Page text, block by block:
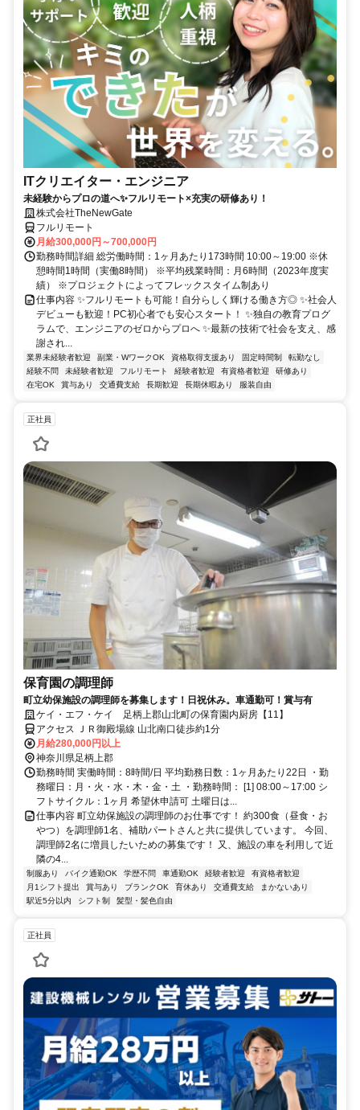
ITクリエイター・エンジニア
未経験からプロの道へ✨フルリモート×充実の研修あり！
株式会社TheNewGate
フルリモート
月給300,000円～700,000円
勤務時間詳細 総労働時間：1ヶ月あたり173時間 10:00～19:00 ※休
憩時間1時間（実働8時間） ※平均残業時間：月6時間（2023年度実
績） ※プロジェクトによってフレックスタイム制あり
仕事内容 ✨フルリモートも可能！自分らしく輝ける働き方◎ ✨社会人
デビューも歓迎！PC初心者でも安心スタート！ ✨独自の教育プログ
ラムで、エンジニアのゼロからプロへ ✨最新の技術で社会を支え、感
謝され...
業界未経験者歓迎 副業・WワークOK 資格取得支援あり 固定時間制
転勤なし
経験不問
未経験者歓迎 フルリモート 経験者歓迎 有資格者歓迎
研修あり
在宅OK
賞与あり 交通費支給 長期歓迎 長期休暇あり 服装自由
正社員
保育園の調理師
町立幼保施設の調理師を募集します！日祝休み。車通勤可！賞与有
ケイ・エフ・ケイ 足柄上郡山北町の保育園内厨房【11】
アクセス ＪＲ御殿場線 山北南口徒歩約1分
月給280,000円以上
神奈川県足柄上郡
勤務時間 実働時間：8時間/日 平均勤務日数：1ヶ月あたり22日 ・勤
務曜日：月・火・水・木・金・土 ・勤務時間： [1] 08:00～17:00 シ
フトサイクル：1ヶ月 希望休申請可 土曜日は...
仕事内容 町立幼保施設の調理師のお仕事です！ 約300食（昼食・お
やつ）を調理師1名、補助パートさんと共に提供しています。 今回、
調理師2名に増員したいための募集です！ 又、施設の車を利用して近
隣の4...
制服あり バイク通勤OK 学歴不問 車通勤OK 経験者歓迎
有資格者歓迎
月1シフト提出
賞与あり ブランクOK 育休あり 交通費支給
まかないあり
駅近5分以内
シフト制 髪型・髪色自由
正社員